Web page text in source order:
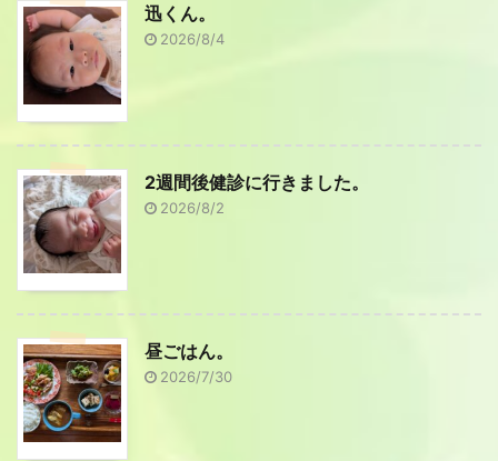
迅くん。
2026/8/4
2週間後健診に行きました。
2026/8/2
昼ごはん。
2026/7/30